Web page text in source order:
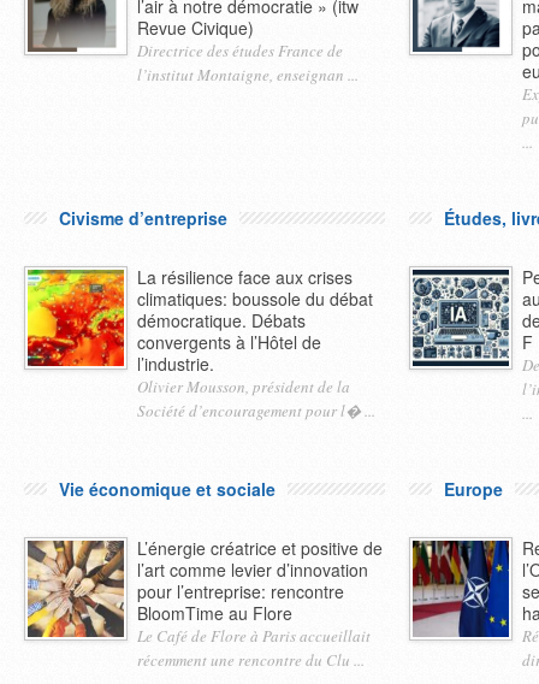
l’air à notre démocratie » (itw
Revue Civique)
Directrice des études France de
l’institut Montaigne, enseignan ...
...
Civisme d’entreprise
La résilience face aux crises
climatiques: boussole du débat
démocratique. Débats
convergents à l’Hôtel de
l’industrie.
Olivier Mousson, président de la
Société d’encouragement pour l� ...
Études,
F
...
Vie économique et sociale
L’énergie créatrice et positive de
l’art comme levier d’innovation
pour l’entreprise: rencontre
BloomTime au Flore
Le Café de Flore à Paris accueillait
récemment une rencontre du Clu ...
Europe